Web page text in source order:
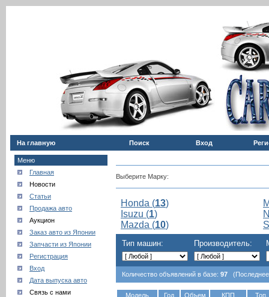
На главную Поиск Вход
Меню
Главная
Новости
Статьи
Продажа авто
Аукцион
Заказ авто из Японии
Запчасти из Японии
Регистрация
Вход
Дата выпуска авто
Связь с нами
Выберите Марку:
Honda (13)
Isuzu (1)
Mazda (10)
Тип машин: Производитель:
Количество объявлений в базе: 97 (Последнее
Модель Год Объем КПП Топ.